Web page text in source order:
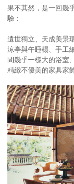
果不其然，是一回幾
驗：
遺世獨立、天成美景
涼亭與午睡榻、手工
間幾乎一樣大的浴室
精緻不優美的家具家